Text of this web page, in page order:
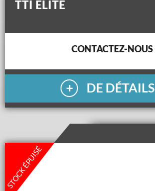
TTI ELITE
CONTACTEZ-NOUS
DE DÉTAILS
STOCK ÉPUISÉ